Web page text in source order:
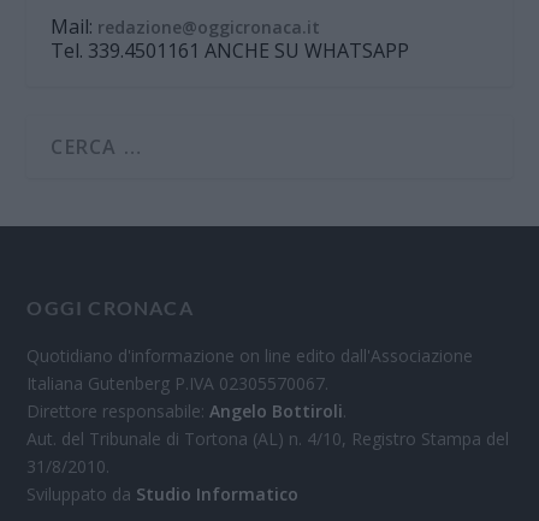
Mail: redazione@oggicronaca.it
Tel. 339.4501161 ANCHE SU WHATSAPP
OGGI CRONACA
Quotidiano d'informazione on line edito dall'Associazione
Italiana Gutenberg P.IVA 02305570067.
Direttore responsabile:Angelo Bottiroli.
Aut. del Tribunale di Tortona (AL) n. 4/10, Registro Stampa del
31/8/2010.
Sviluppato da Studio Informatico